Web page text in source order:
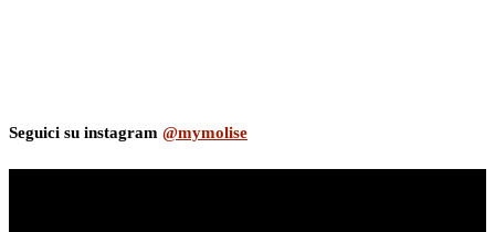
Seguici su instagram @mymolise